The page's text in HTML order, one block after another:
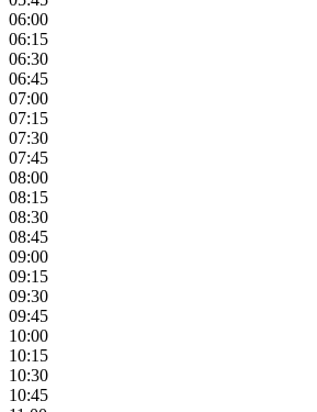
06:00
06:15
06:30
06:45
07:00
07:15
07:30
07:45
08:00
08:15
08:30
08:45
09:00
09:15
09:30
09:45
10:00
10:15
10:30
10:45